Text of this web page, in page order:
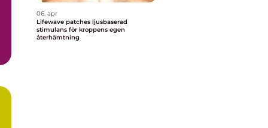
06. apr
Lifewave patches ljusbaserad
stimulans för kroppens egen
återhämtning